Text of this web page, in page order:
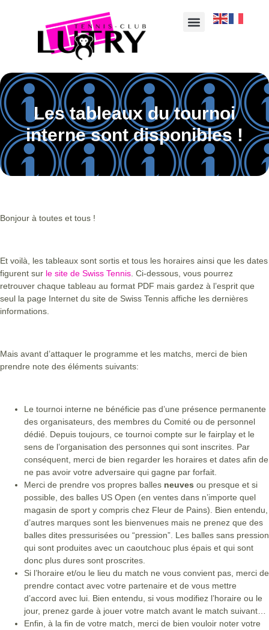
Les tableaux du tournoi
interne sont disponibles !
Bonjour à toutes et tous !
Et voilà, les tableaux sont sortis et tous les horaires ainsi que les dates
figurent sur le site de Swiss Tennis . Ci-dessous, vous pourrez
retrouver chaque tableau au format PDF mais gardez à l’esprit que
seul la page Internet du site de Swiss Tennis affiche les dernières
informations.
Mais avant d’attaquer le programme et les matchs, merci de bien
prendre note des éléments suivants:
Le tournoi interne ne bénéficie pas d’une présence permanente
des organisateurs, des membres du Comité ou de personnel
dédié. Depuis toujours, ce tournoi compte sur le fairplay et le
sens de l’organisation des personnes qui sont inscrites. Par
conséquent, merci de bien regarder les horaires et dates afin de
ne pas avoir votre adversaire qui gagne par forfait.
Merci de prendre vos propres balles neuves ou presque et si
possible, des balles US Open (en ventes dans n’importe quel
magasin de sport y compris chez Fleur de Pains). Bien entendu,
d’autres marques sont les bienvenues mais ne prenez que des
balles dites pressurisées ou “pression”. Les balles sans pression
qui sont produites avec un caoutchouc plus épais et qui sont
donc plus dures sont proscrites.
Si l’horaire et/ou le lieu du match ne vous convient pas, merci de
prendre contact avec votre partenaire et de vous mettre
d’accord avec lui. Bien entendu, si vous modifiez l’horaire ou le
jour, prenez garde à jouer votre match avant le match suivant…
Enfin, à la fin de votre match, merci de bien vouloir noter votre